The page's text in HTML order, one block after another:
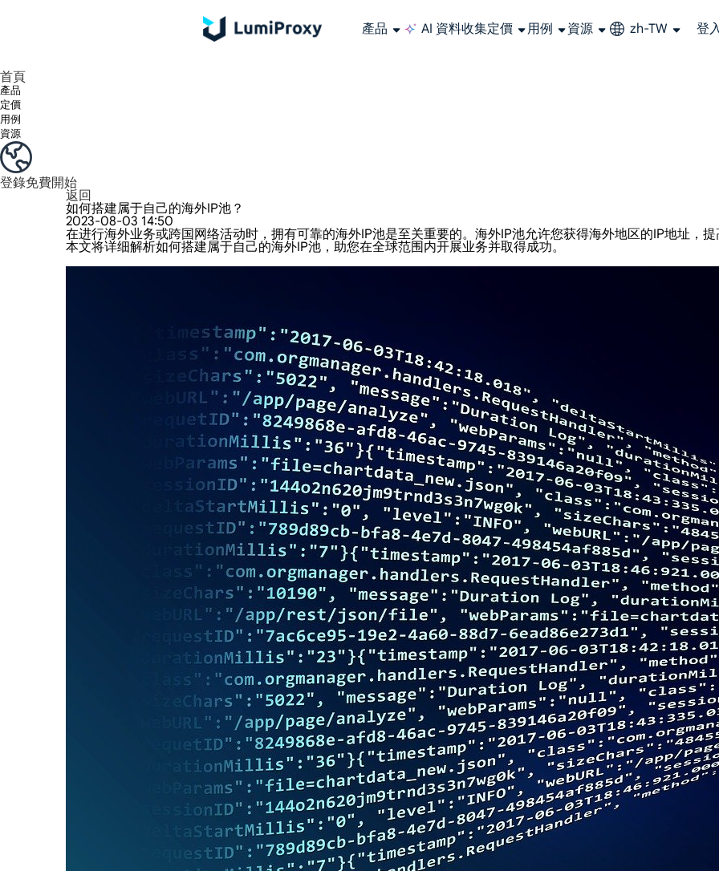
產品 AI 資料收集定價 用例 資源 zh-TW 登
首頁
產品
定價
用例
資源
登錄免費開始
返回
如何搭建属于自己的海外IP池？
2023-08-03 14:50
在进行海外业务或跨国网络活动时，拥有可靠的海外IP池是至关重要的。海外IP池允许您获得海外地区的IP地址，
本文将详细解析如何搭建属于自己的海外IP池，助您在全球范围内开展业务并取得成功。